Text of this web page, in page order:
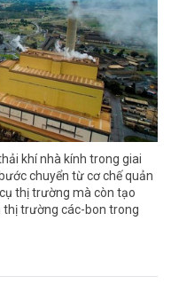
khí nhà kính trong giai
chuyển từ cơ chế quản
thị trường mà còn tạo
thị trường các-bon trong